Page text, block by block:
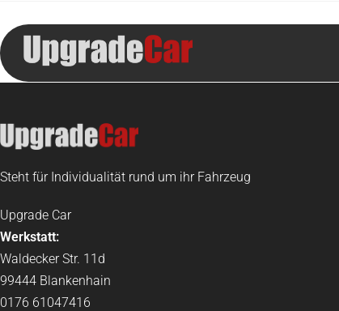
Steht für Individualität rund um ihr Fahrzeug
Upgrade Car
Werkstatt:
Waldecker Str. 11d
99444 Blankenhain
0176 61047416